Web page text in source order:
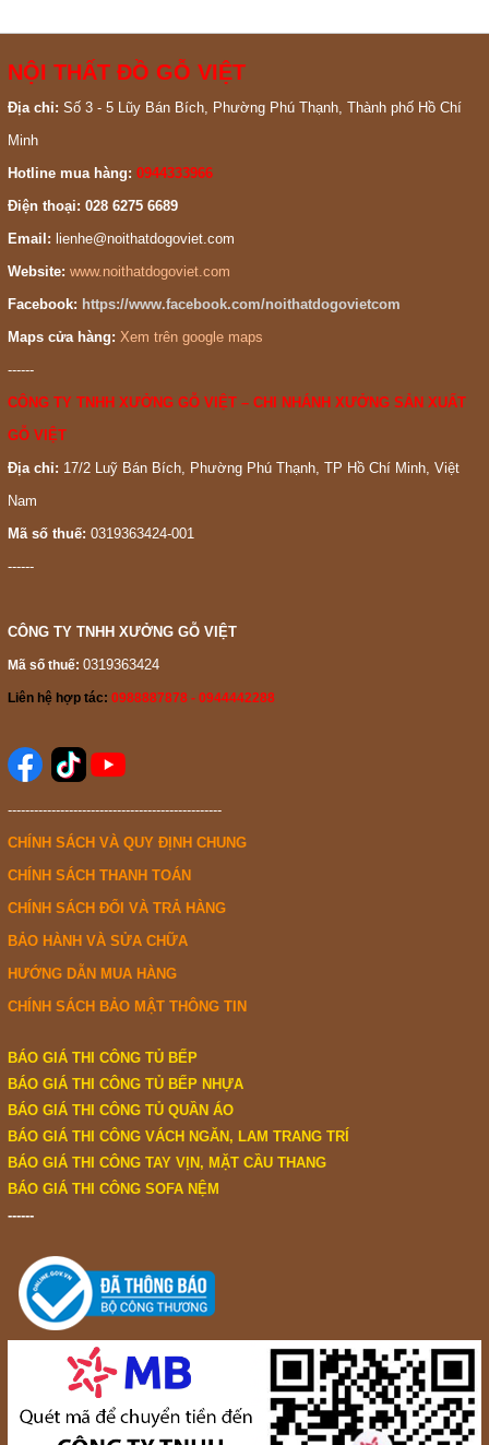
NỘI THẤT ĐỒ GỖ VIỆT
Địa chỉ: Số 3 - 5 Lũy Bán Bích, Phường Phú Thạnh, Thành phố Hồ Chí
Minh
Hotline mua hàng: 0944333966
Điện thoại: 028 6275 6689
Email: lienhe@noithatdogoviet.com
Website: www.noithatdogoviet.com
Facebook: https://www.facebook.com/noithatdogovietcom
Maps cửa hàng: Xem trên google maps
------
CÔNG TY TNHH XƯỞNG GỖ VIỆT – CHI NHÁNH XƯỞNG SẢN XUẤT
GỖ VIỆT
Địa chỉ: 17/2 Luỹ Bán Bích, Phường Phú Thạnh, TP Hồ Chí Minh, Việt
Nam
Mã số thuế: 0319363424-001
------
CÔNG TY TNHH XƯỞNG GỖ VIỆT
Mã số thuế: 0319363424
Liên hệ hợp tác: 0988887878 - 0944442288
-------------------------------------------------
CHÍNH SÁCH VÀ QUY ĐỊNH CHUNG
CHÍNH SÁCH THANH TOÁN
CHÍNH SÁCH ĐỔI VÀ TRẢ HÀNG
BẢO HÀNH VÀ SỬA CHỮA
HƯỚNG DẪN MUA HÀNG
CHÍNH SÁCH BẢO MẬT THÔNG TIN
BÁO GIÁ THI CÔNG TỦ BẾP
BÁO GIÁ THI CÔNG TỦ BẾP NHỰA
BÁO GIÁ THI CÔNG TỦ QUẦN ÁO
BÁO GIÁ THI CÔNG VÁCH NGĂN, LAM TRANG TRÍ
BÁO GIÁ THI CÔNG TAY VỊN, MẶT CẦU THANG
BÁO GIÁ THI CÔNG SOFA NỆM
------